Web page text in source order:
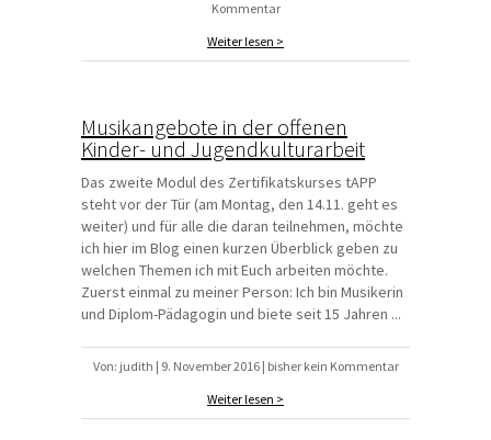
Kommentar
Weiter lesen >
Musikangebote in der offenen
Kinder- und Jugendkulturarbeit
Das zweite Modul des Zertifikatskurses tAPP
steht vor der Tür (am Montag, den 14.11. geht es
weiter) und für alle die daran teilnehmen, möchte
ich hier im Blog einen kurzen Überblick geben zu
welchen Themen ich mit Euch arbeiten möchte.
Zuerst einmal zu meiner Person: Ich bin Musikerin
und Diplom-Pädagogin und biete seit 15 Jahren ...
Von: judith | 9. November 2016 | bisher kein Kommentar
Weiter lesen >